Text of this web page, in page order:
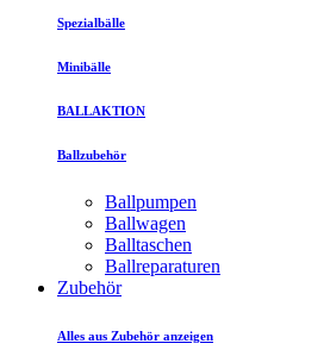
Spezialbälle
Minibälle
BALLAKTION
Ballzubehör
Ballpumpen
Ballwagen
Balltaschen
Ballreparaturen
Zubehör
Alles aus Zubehör anzeigen